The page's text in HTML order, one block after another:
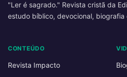
"Ler é sagrado." Revista cristã da
estudo bíblico, devocional, biografia
CONTEÚDO
Revista Impacto